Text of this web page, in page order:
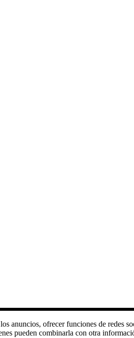
anuncios, ofrecer funciones de
pueden combinarla con otra